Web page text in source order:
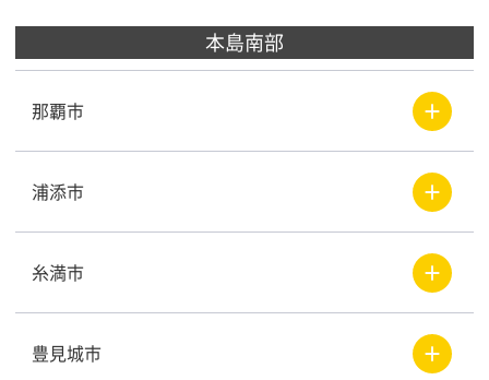
本島南部
那覇市 ＋
浦添市 ＋
糸満市 ＋
豊見城市 ＋